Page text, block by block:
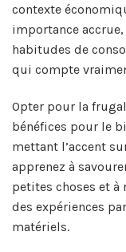
contexte
importance
habitudes de
qui compte
Opter pour la
bénéfices pour le
mettant l’accent
apprenez à
petites choses et à
des expériences
matériels.